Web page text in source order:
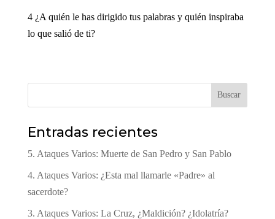
4 ¿A quién le has dirigido tus palabras y quién inspiraba
lo que salió de ti?
Buscar
Entradas recientes
5. Ataques Varios: Muerte de San Pedro y San Pablo
4. Ataques Varios: ¿Esta mal llamarle «Padre» al
sacerdote?
3. Ataques Varios: La Cruz, ¿Maldición? ¿Idolatría?